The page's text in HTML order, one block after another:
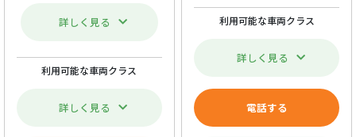
詳しく見る
利用可能な車両クラス
詳しく見る
利用可能な車両クラス
詳しく見る
電話する